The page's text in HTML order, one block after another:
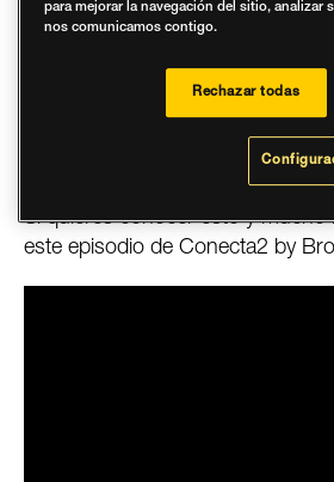
correcta? En esta entrevista,
a nuestra salud física y mental y
controlarla y vivir sin tanto estrés.
Si quieres conocer esto y
este episodio de Conecta2 by
para mejorar la navegación del sitio,
nos comunicamos contigo.
Rechazar todas